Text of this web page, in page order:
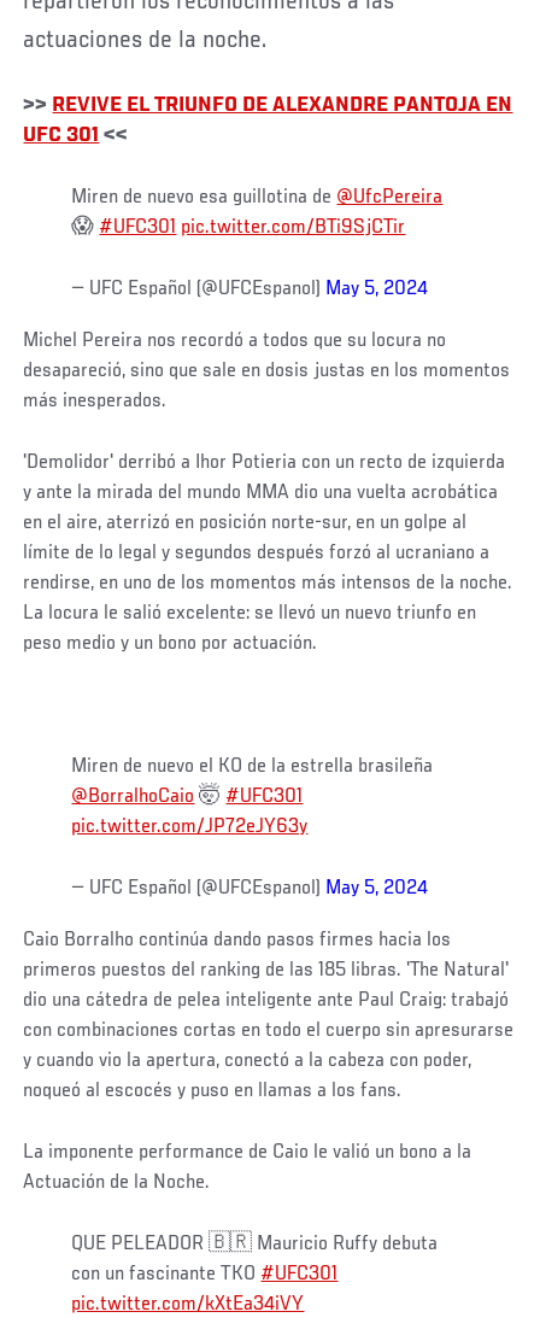
actuaciones de la noche.
>> REVIVE EL TRIUNFO DE ALEXANDRE PANTOJA EN
UFC 301 <<
Miren de nuevo esa guillotina de @UfcPereira
😱 #UFC301 pic.twitter.com/BTi9SjCTir
— UFC Español (@UFCEspanol) May 5, 2024
Michel Pereira nos recordó a todos que su locura no
desapareció, sino que sale en dosis justas en los momentos
más inesperados.
'Demolidor' derribó a Ihor Potieria con un recto de izquierda
y ante la mirada del mundo MMA dio una vuelta acrobática
en el aire, aterrizó en posición norte-sur, en un golpe al
límite de lo legal y segundos después forzó al ucraniano a
rendirse, en uno de los momentos más intensos de la noche.
La locura le salió excelente: se llevó un nuevo triunfo en
peso medio y un bono por actuación.
Miren de nuevo el KO de la estrella brasileña
@BorralhoCaio 🤯 #UFC301
pic.twitter.com/JP72eJY63y
— UFC Español (@UFCEspanol) May 5, 2024
Caio Borralho continúa dando pasos firmes hacia los
primeros puestos del ranking de las 185 libras. 'The Natural'
dio una cátedra de pelea inteligente ante Paul Craig: trabajó
con combinaciones cortas en todo el cuerpo sin apresurarse
y cuando vio la apertura, conectó a la cabeza con poder,
noqueó al escocés y puso en llamas a los fans.
La imponente performance de Caio le valió un bono a la
Actuación de la Noche.
QUE PELEADOR 🇧🇷 Mauricio Ruffy debuta
con un fascinante TKO #UFC301
pic.twitter.com/kXtEa34iVY